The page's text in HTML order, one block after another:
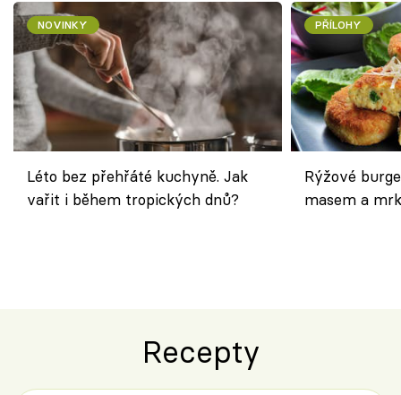
NOVINKY
Léto bez přehřáté kuchyně. Jak
vařit i během tropických dnů?
PŘÍLOHY
Rýžové
masem a
Recepty